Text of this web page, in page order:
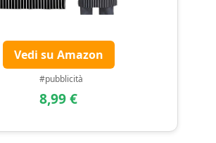
Vedi su Amazon
#pubblicità
8,99 €